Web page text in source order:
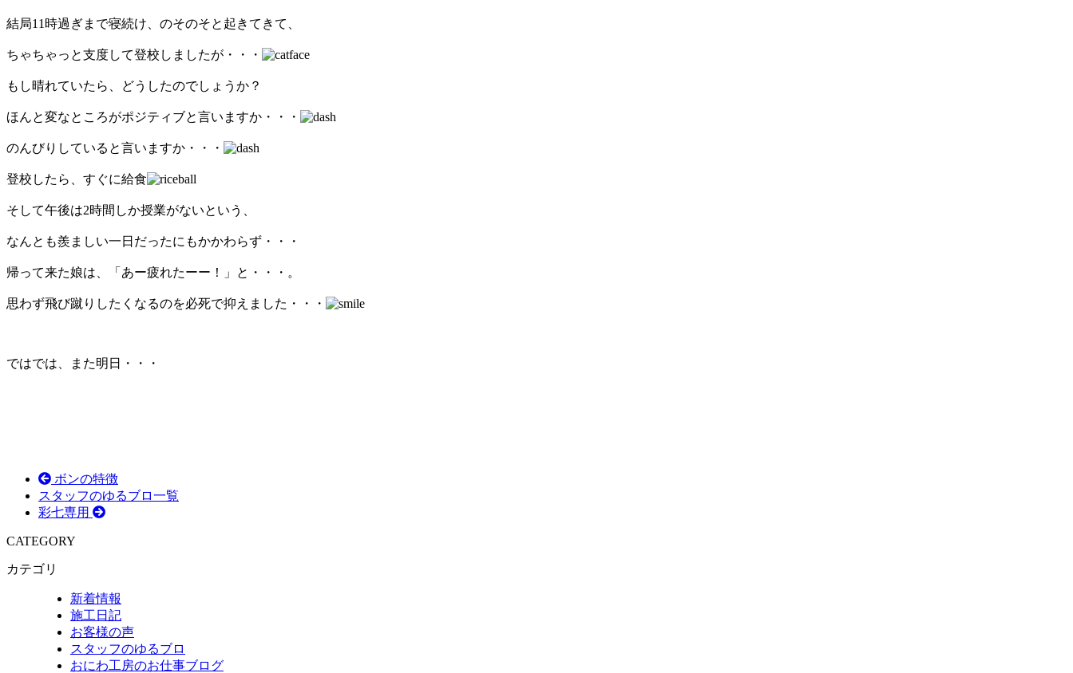
結局11時過ぎまで寝続け、のそのそと起きてきて、
ちゃちゃっと支度して登校しましたが・・・
もし晴れていたら、どうしたのでしょうか？
ほんと変なところがポジティブと言いますか・・・
のんびりしていると言いますか・・・
登校したら、すぐに給食
そして午後は2時間しか授業がないという、
なんとも羨ましい一日だったにもかかわらず・・・
帰って来た娘は、「あー疲れたーー！」と・・・。
思わず飛び蹴りしたくなるのを必死で抑えました・・・
ではでは、また明日・・・
ボンの特徴
スタッフのゆるブロ一覧
彩七専用
CATEGORY
カテゴリ
新着情報
施工日記
お客様の声
スタッフのゆるブロ
おにわ工房のお仕事ブログ